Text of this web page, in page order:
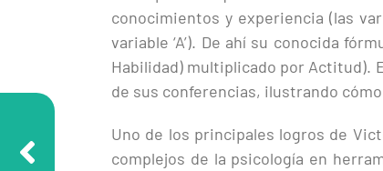
conocimientos y experiencia (las
variable ‘A’). De ahí su conocida
Habilidad) multiplicado por Actitud).
de sus conferencias, ilustrando
Uno de los principales logros de
complejos de la psicología en